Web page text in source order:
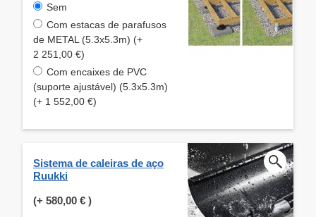
Sem
Com estacas de parafusos
de METAL (5.3x5.3m) (+
2 251,00 €)
Com encaixes de PVC
(suporte ajustável) (5.3x5.3m)
(+ 1 552,00 €)
Sistema de caleiras de aço
Ruukki
(+ 580,00 € )